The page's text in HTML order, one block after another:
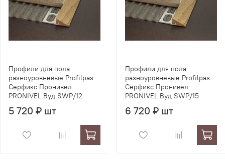
Профили для пола
разноуровневые Profilpas
Серфикс Пронивел
PRONIVEL Вуд SWP/12
5 720 ₽ шт
Профили для пола
разноуровневые Profilpas
Серфикс Пронивел
PRONIVEL Вуд SWP/15
6 720 ₽ шт